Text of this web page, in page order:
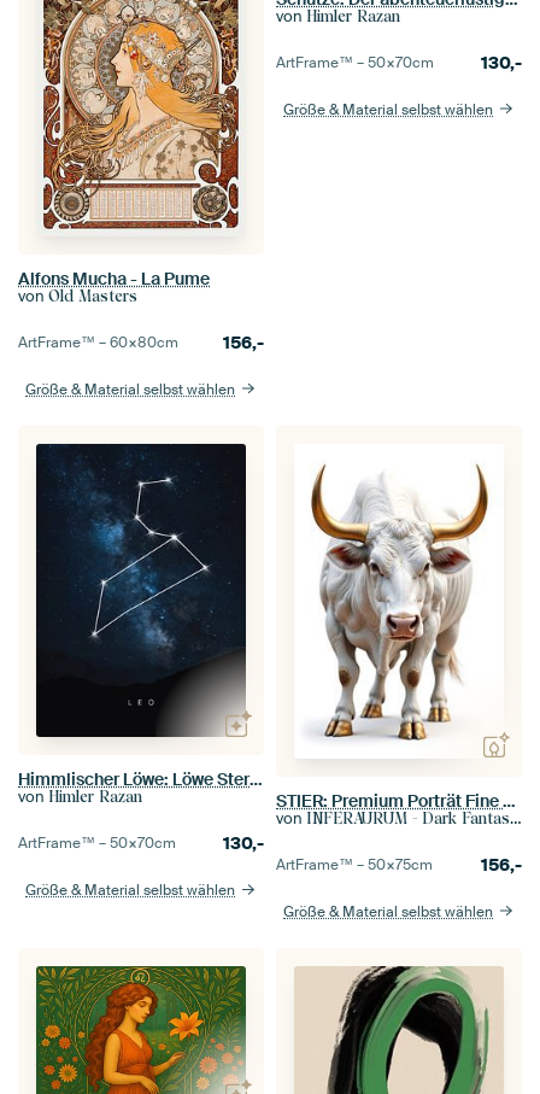
Alfons Mucha - La Pume
von Old Masters
ArtFrame™ –60×80cm 156,-
Größe & Material selbst wählen
von Himler Razan
ArtFrame™ –50×70cm 130,-
Größe & Material selbst wählen
Himmlischer Löwe: Löwe Sternbild Kunst
von Himler Razan
ArtFrame™ –50×70cm 130,-
Größe & Material selbst wählen
STIER: Premium Porträt Fine Art Wandbild
von INFERAURUM - Dark Fantasy Wall Art
ArtFrame™ –50×75cm 156,-
Größe & Material selbst wählen